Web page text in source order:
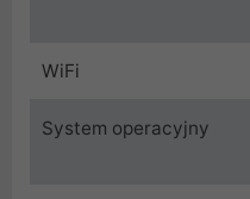
WiFi
System operacyjny